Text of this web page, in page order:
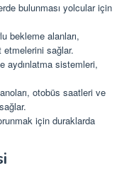
bulunması yolcular için
bekleme alanları,
etmelerini sağlar.
aydınlatma sistemleri,
otobüs saatleri ve
için duraklarda